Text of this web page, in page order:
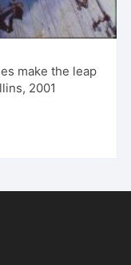
make the leap
2001